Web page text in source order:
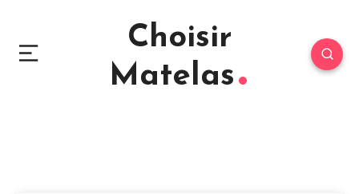
Choisir
Matelas